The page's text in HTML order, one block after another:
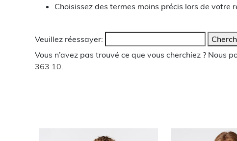
Choisissez des termes moins précis lors de votre
Veuillez réessayer:
Vous n’avez pas trouvé ce que vous cherchiez ? Nous
363 10